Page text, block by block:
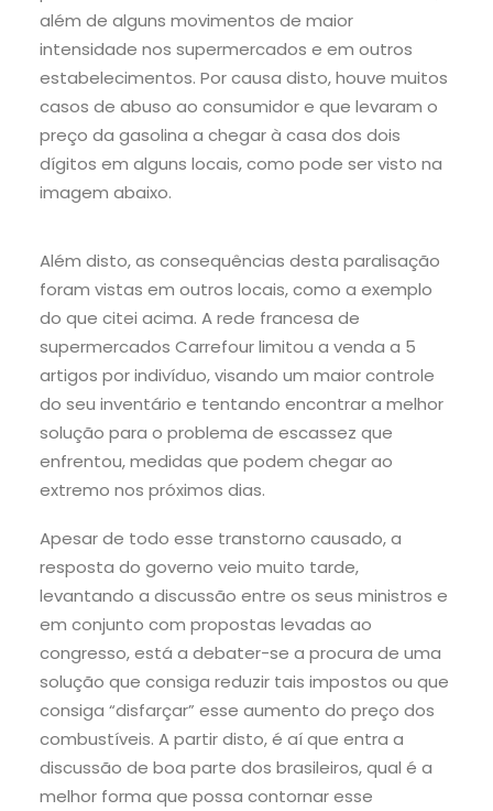
além de alguns movimentos de maior
intensidade nos supermercados e em outros
estabelecimentos. Por causa disto, houve muitos
casos de abuso ao consumidor e que levaram o
preço da gasolina a chegar à casa dos dois
dígitos em alguns locais, como pode ser visto na
imagem abaixo.
Além disto, as consequências desta paralisação
foram vistas em outros locais, como a exemplo
do que citei acima. A rede francesa de
supermercados Carrefour limitou a venda a 5
artigos por indivíduo, visando um maior controle
do seu inventário e tentando encontrar a melhor
solução para o problema de escassez que
enfrentou, medidas que podem chegar ao
extremo nos próximos dias.
Apesar de todo esse transtorno causado, a
resposta do governo veio muito tarde,
levantando a discussão entre os seus ministros e
em conjunto com propostas levadas ao
congresso, está a debater-se a procura de uma
solução que consiga reduzir tais impostos ou que
consiga “disfarçar” esse aumento do preço dos
combustíveis. A partir disto, é aí que entra a
discussão de boa parte dos brasileiros, qual é a
melhor forma que possa contornar esse